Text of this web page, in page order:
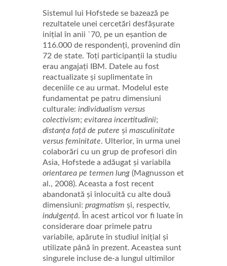
Sistemul lui Hofstede se bazează pe
rezultatele unei cercetări desfășurate
inițial în anii `70, pe un eșantion de
116.000 de respondenți, provenind din
72 de state. Toți participanții la studiu
erau angajați IBM. Datele au fost
reactualizate și suplimentate în
deceniile ce au urmat. Modelul este
fundamentat pe patru dimensiuni
culturale: individualism versus
colectivism; evitarea incertitudinii;
distanța față de putere și masculinitate
versus feminitate. Ulterior, în urma unei
colaborări cu un grup de profesori din
Asia, Hofstede a adăugat și variabila
orientarea pe termen lung (Magnusson et
al., 2008). Aceasta a fost recent
abandonată și înlocuită cu alte două
dimensiuni: pragmatism și, respectiv,
indulgență. În acest articol vor fi luate în
considerare doar primele patru
variabile, apărute în studiul inițial și
utilizate până în prezent. Aceastea sunt
singurele incluse de-a lungul ultimilor